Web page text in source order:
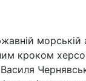
кроком